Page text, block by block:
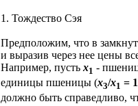
1. Тождество Сэя
Предположим, что в
и выразив через нее цены
Например, пусть х1 -
единицы пшеницы (х3/х1 =
должно быть справедливо,